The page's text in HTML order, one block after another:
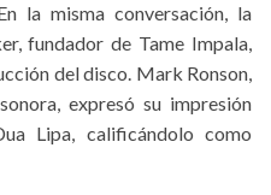
la misma conversación, la
fundador de Tame Impala,
del disco. Mark Ronson,
expresó su impresión
Lipa, calificándolo como